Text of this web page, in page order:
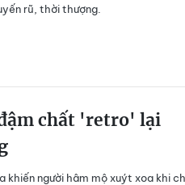
rũ, thời thượng.
chất 'retro' lại
khiến người hâm mộ xuýt xoa khi